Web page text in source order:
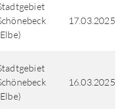
17.03.2025
16.03.2025